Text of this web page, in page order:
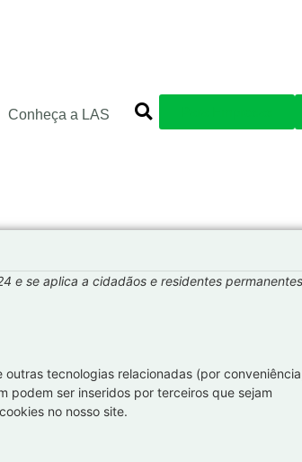
Conheça a LAS
e se aplica a cidadãos e residentes permanentes
outras tecnologias relacionadas (por
podem ser inseridos por terceiros que sejam
no nosso site.